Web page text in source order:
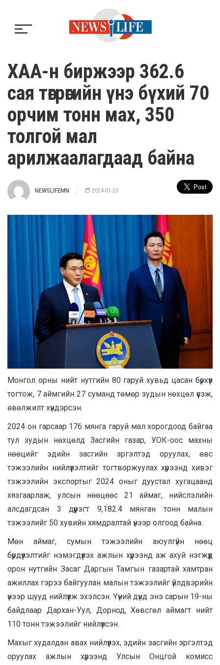
ХАА-н биржээр 362.6
сая төгрөгийн үнэ бүхий 70
орчим тонн мах, 350
толгой мал
арилжаалагдаад байна
NEWSLIFEMN 2024-01-23
Монгол орны нийт нутгийн 80 гаруй хувьд цасан бүрхүүл
тогтож, 7 аймгийн 27 суманд төмөр зудын нөхцөл үүсэж,
өвөлжилт хүндэрсэн.
2024 он гарсаар 176 мянга гаруй мал хорогдоод байгаа
тул зудын нөхцөлд Засгийн газар, УОК-оос махны
нөөцийг эдийн засгийн эргэлтэд оруулах, өвс
тэжээлийн нийлүүлэлтийг тогтворжуулах хүрээнд хивэг
тэжээлийн экспортыг 2024 оныг дуустал хугацаанд
хязгаарлаж, улсын нөөцөөс 21 аймаг, нийслэлийн
алсдагдсан 3 дүүрэгт 9,182.4 мянган тонн малын
тэжээлийг 50 хувийн хямдралтай үнээр олгоод байна.
Мөн аймаг, сумын тэжээлийн аюулгүйн нөөц
бүрдүүлэлтийг нэмэгдүүлэх ажлын хүрээнд аж ахуй нэгжүүд
орон нутгийн Засаг Даргын Тамгын газартай хамтран
ажиллах гэрээ байгуулан малын тэжээлийг үйлдвэрийн
үнээр шууд нийлүүлж эхэлсэн. Үүний дүнд энэ сарын 19-ны
байдлаар Дархан-Уул, Дорнод, Хөвсгөл аймагт нийт
110 тонн тэжээлийг нийлүүлсэн.
Махыг худалдан авах нийлүүлэх, эдийн засгийн эргэлтэд
оруулах ажлын хүрээнд Улсын Онцгой комисс